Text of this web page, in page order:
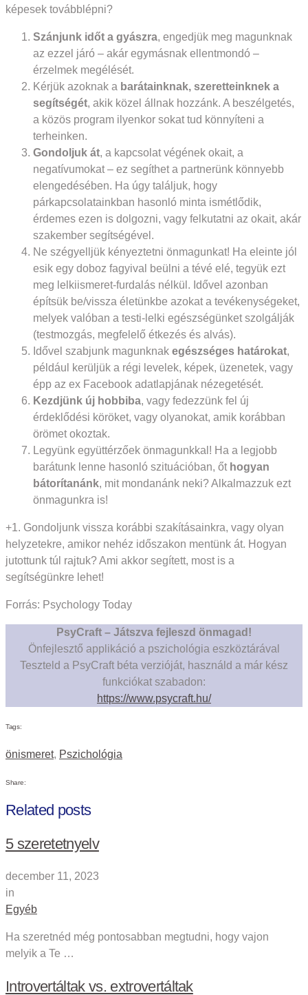
képesek továbblépni?
Szánjunk időt a gyászra, engedjük meg magunknak
az ezzel járó – akár egymásnak ellentmondó –
érzelmek megélését.
Kérjük azoknak a barátainknak, szeretteinknek a
segítségét, akik közel állnak hozzánk. A beszélgetés,
a közös program ilyenkor sokat tud könnyíteni a
terheinken.
Gondoljuk át, a kapcsolat végének okait, a
negatívumokat – ez segíthet a partnerünk könnyebb
elengedésében. Ha úgy találjuk, hogy
párkapcsolatainkban hasonló minta ismétlődik,
érdemes ezen is dolgozni, vagy felkutatni az okait, akár
szakember segítségével.
Ne szégyelljük kényeztetni önmagunkat! Ha eleinte jól
esik egy doboz fagyival beülni a tévé elé, tegyük ezt
meg lelkiismeret-furdalás nélkül. Idővel azonban
építsük be/vissza életünkbe azokat a tevékenységeket,
melyek valóban a testi-lelki egészségünket szolgálják
(testmozgás, megfelelő étkezés és alvás).
Idővel szabjunk magunknak egészséges határokat,
például kerüljük a régi levelek, képek, üzenetek, vagy
épp az ex Facebook adatlapjának nézegetését.
Kezdjünk új hobbiba, vagy fedezzünk fel új
érdeklődési köröket, vagy olyanokat, amik korábban
örömet okoztak.
Legyünk együttérzőek önmagunkkal! Ha a legjobb
barátunk lenne hasonló szituációban, őt hogyan
bátorítanánk, mit mondanánk neki? Alkalmazzuk ezt
önmagunkra is!
+1. Gondoljunk vissza korábbi szakításainkra, vagy olyan
helyzetekre, amikor nehéz időszakon mentünk át. Hogyan
jutottunk túl rajtuk? Ami akkor segített, most is a
segítségünkre lehet!
Forrás: Psychology Today
PsyCraft – Játszva fejleszd önmagad!
Önfejlesztő applikáció a pszichológia eszköztárával
Teszteld a PsyCraft béta verzióját, használd a már kész
funkciókat szabadon:
https://www.psycraft.hu/
Tags:
önismeret, Pszichológia
Share:
Related posts
5 szeretetnyelv
december 11, 2023
in
Egyéb
Ha szeretnéd még pontosabban megtudni, hogy vajon
melyik a Te …
Introvertáltak vs. extrovertáltak